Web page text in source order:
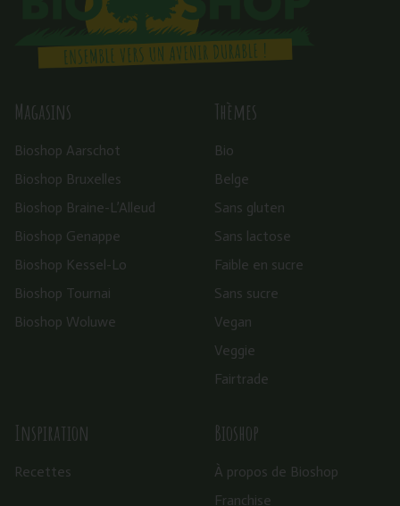
Magasins
Bioshop Aarschot
Bioshop Bruxelles
Bioshop Braine-L’Alleud
Bioshop Genappe
Bioshop Kessel-Lo
Bioshop Tournai
Bioshop Woluwe
Thèmes
Bio
Belge
Sans gluten
Sans lactose
Faible en sucre
Sans sucre
Vegan
Veggie
Fairtrade
Inspiration
Recettes
Bioshop
À propos de Bioshop
Franchise